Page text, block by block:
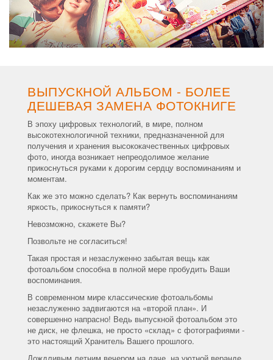
ВЫПУСКНОЙ АЛЬБОМ - БОЛЕЕ
ДЕШЕВАЯ ЗАМЕНА ФОТОКНИГЕ
В эпоху цифровых технологий, в мире, полном
высокотехнологичной техники, предназначенной для
получения и хранения высококачественных цифровых
фото, иногда возникает непреодолимое желание
прикоснуться руками к дорогим сердцу воспоминаниям и
моментам.
Как же это можно сделать? Как вернуть воспоминаниям
яркость, прикоснуться к памяти?
Невозможно, скажете Вы?
Позвольте не согласиться!
Такая простая и незаслуженно забытая вещь как
фотоальбом способна в полной мере пробудить Ваши
воспоминания.
В современном мире классические фотоальбомы
незаслуженно задвигаются на «второй план». И
совершенно напрасно! Ведь выпускной фотоальбом это
не диск, не флешка, не просто «склад» с фотографиями -
это настоящий Хранитель Вашего прошлого.
Дождливым летним вечером на даче, на уютной веранде